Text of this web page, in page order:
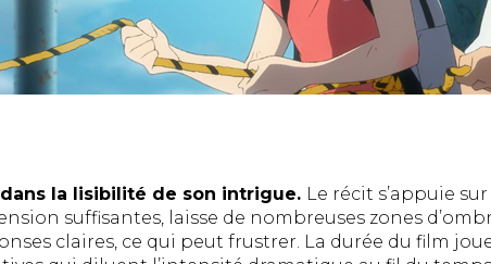
la lisibilité de son intrigue. Le récit s’appuie
suffisantes, laisse de nombreuses zones
claires, ce qui peut frustrer. La durée du film